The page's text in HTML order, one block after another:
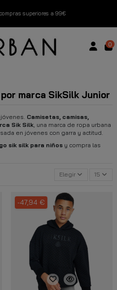
superiores a 99€
esta semana
0
marca SikSilk Junior
Camisetas, camisas,
Sik Silk , una marca de ropa urbana
en jóvenes con garra y actitud.
sik silk para niños y compra las
Elegir 15
-47,94 €